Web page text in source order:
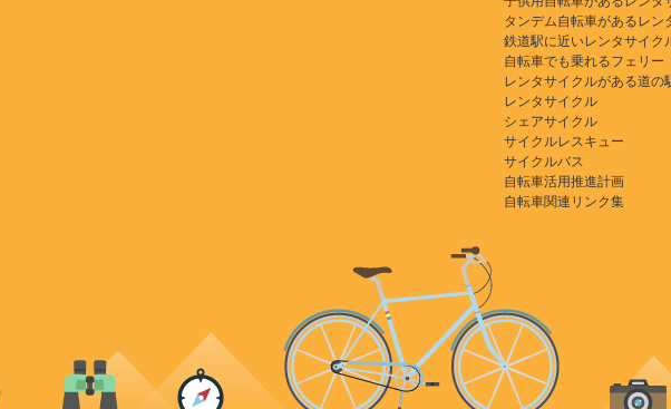
タンデム自転車があるレン
鉄道駅に近いレンタサイク
自転車でも乗れるフェリー
レンタサイクルがある道の
レンタサイクル
シェアサイクル
サイクルレスキュー
サイクルバス
自転車活用推進計画
自転車関連リンク集